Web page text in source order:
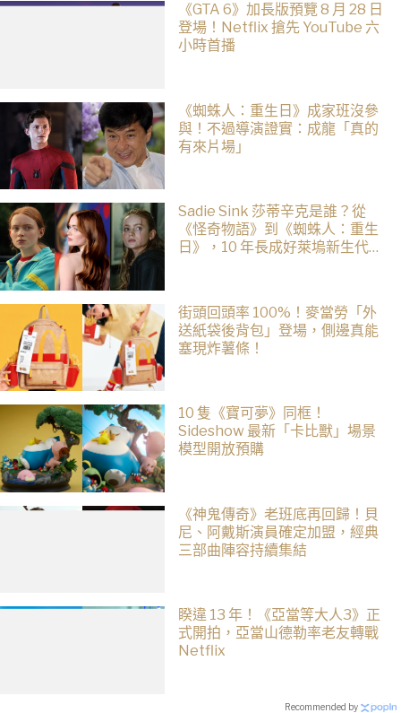
《GTA 6》加長版預覽 8 月 28 日
登場！Netflix 搶先 YouTube 六
小時首播
《蜘蛛人：重生日》成家班沒參
與！不過導演證實：成龍「真的
有來片場」
Sadie Sink 莎蒂辛克是誰？從
《怪奇物語》到《蜘蛛人：重生
日》，10 年長成好萊塢新生代女
街頭回頭率 100%！麥當勞「外
送紙袋後背包」登場，側邊真能
塞現炸薯條！
10 隻《寶可夢》同框！
Sideshow 最新「卡比獸」場景
模型開放預購
《神鬼傳奇》老班底再回歸！貝
尼、阿戴斯演員確定加盟，經典
三部曲陣容持續集結
睽違 13 年！《亞當等大人3》正
式開拍，亞當山德勒率老友轉戰
Netflix
Recommended by